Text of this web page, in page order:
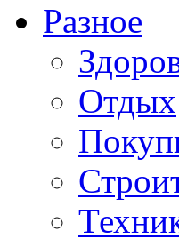
Разное
Отдых